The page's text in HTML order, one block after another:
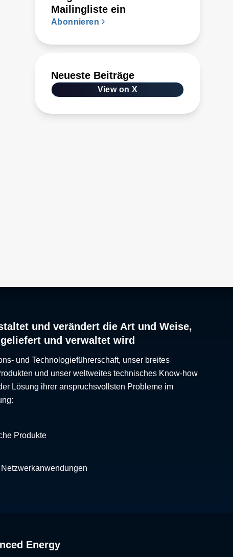
Mailingliste ein
Abonnieren
Neueste Beiträge
View on X
und verändert die Art und Weise,
und verwaltet wird
und Technologieführerschaft, unser breites
und unser weltweites technisches Know-how
Lösung ihrer anspruchsvollsten Probleme im
Produkte
Energy